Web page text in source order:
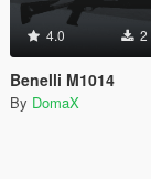
4.0 2
Benelli M1014
By DomaX